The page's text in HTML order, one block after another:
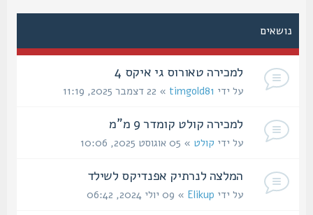
נושאים
למכירה טאורוס גי איקס 4
על ידיtimgold81» 22 דצמבר 2025, 11:19
למכירה קולט קומדר 9 מ"מ
על ידיקולט » 05 אוגוסט 2025, 10:06
המלצה לנרתיק אפנדיקס לשילד
על ידיElikup» 09 יולי 2024, 06:42